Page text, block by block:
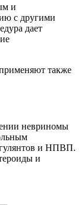
и
с другими
дает
также
невриномы
и НПВП.
и